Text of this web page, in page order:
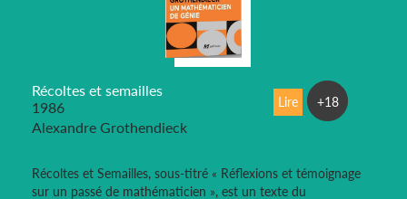
Récoltes et semailles
1986
Alexandre Grothendieck
Récoltes et Semailles, sous-titré « Réflexions et témoignage
sur un passé de mathématicien », est un texte du
Lire +18